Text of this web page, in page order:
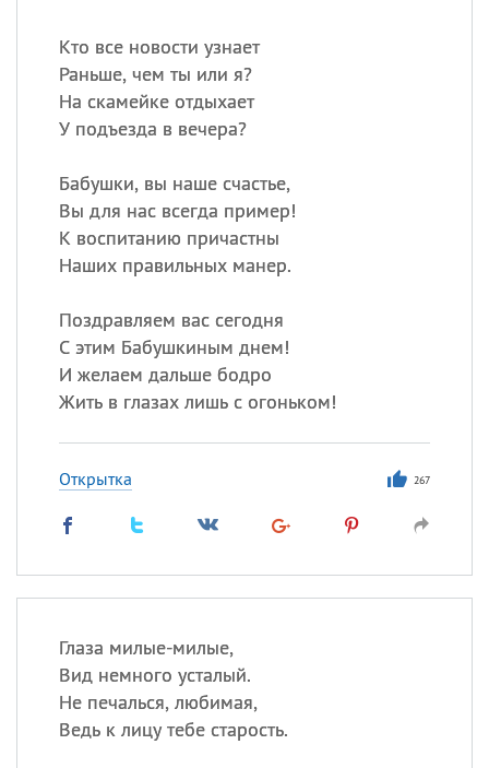
Кто все новости узнает
Раньше, чем ты или я?
На скамейке отдыхает
У подъезда в вечера?
Бабушки, вы наше счастье,
Вы для нас всегда пример!
К воспитанию причастны
Наших правильных манер.
Поздравляем вас сегодня
С этим Бабушкиным днем!
И желаем дальше бодро
Жить в глазах лишь с огоньком!
Открытка 267
Глаза милые-милые,
Вид немного усталый.
Не печалься, любимая,
Ведь к лицу тебе старость.